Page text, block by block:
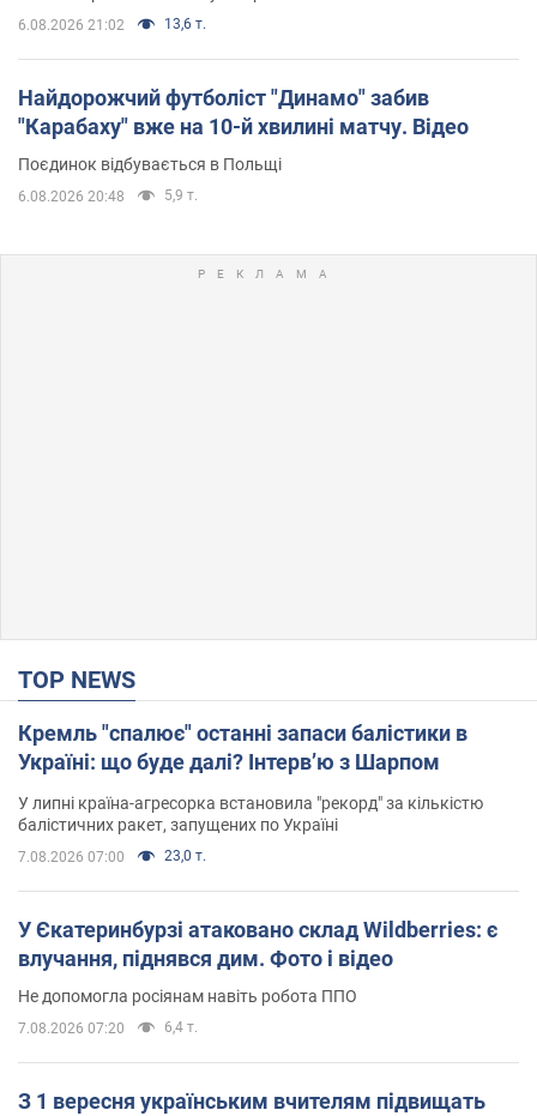
6.08.2026 21:02 13,6 т.
Найдорожчий футболіст "Динамо" забив
"Карабаху" вже на 10-й хвилині матчу. Відео
Поєдинок відбувається в Польщі
6.08.2026 20:48 5,9 т.
TOP NEWS
Кремль "спалює" останні запаси балістики в
Україні: що буде далі? Інтерв’ю з Шарпом
У липні країна-агресорка встановила "рекорд" за кількістю
балістичних ракет, запущених по Україні
7.08.2026 07:00 23,0 т.
У Єкатеринбурзі атаковано склад Wildberries: є
влучання, піднявся дим. Фото і відео
Не допомогла росіянам навіть робота ППО
7.08.2026 07:20 6,4 т.
З 1 вересня українським вчителям підвищать